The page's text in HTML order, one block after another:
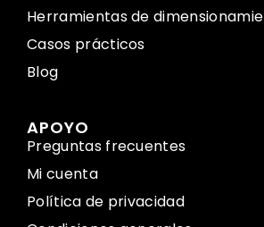
Herramientas de
Casos prácticos
Blog
APOYO
Preguntas frecuentes
Mi cuenta
Política de privacidad